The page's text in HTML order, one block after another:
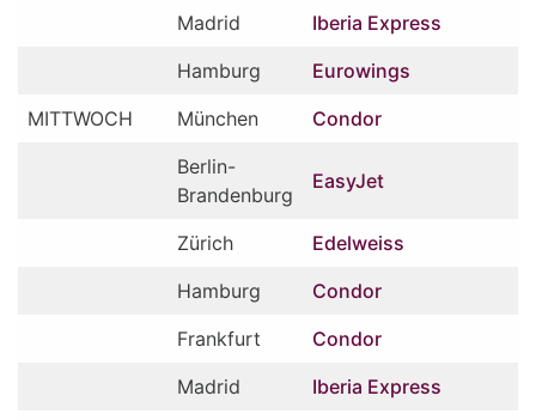
Madrid
Iberia Express
Hamburg
Eurowings
MITTWOCH
München Condor
Berlin-
Brandenburg
EasyJet
Zürich Edelweiss
Hamburg
Condor
Frankfurt
Condor
Madrid
Iberia Express